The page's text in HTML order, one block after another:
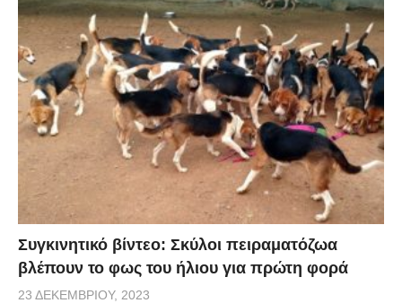
Συγκινητικό βίντεο: Σκύλοι πειραματόζωα
βλέπουν το φως του ήλιου για πρώτη φορά
23 ΔΕΚΕΜΒΡΊΟΥ, 2023